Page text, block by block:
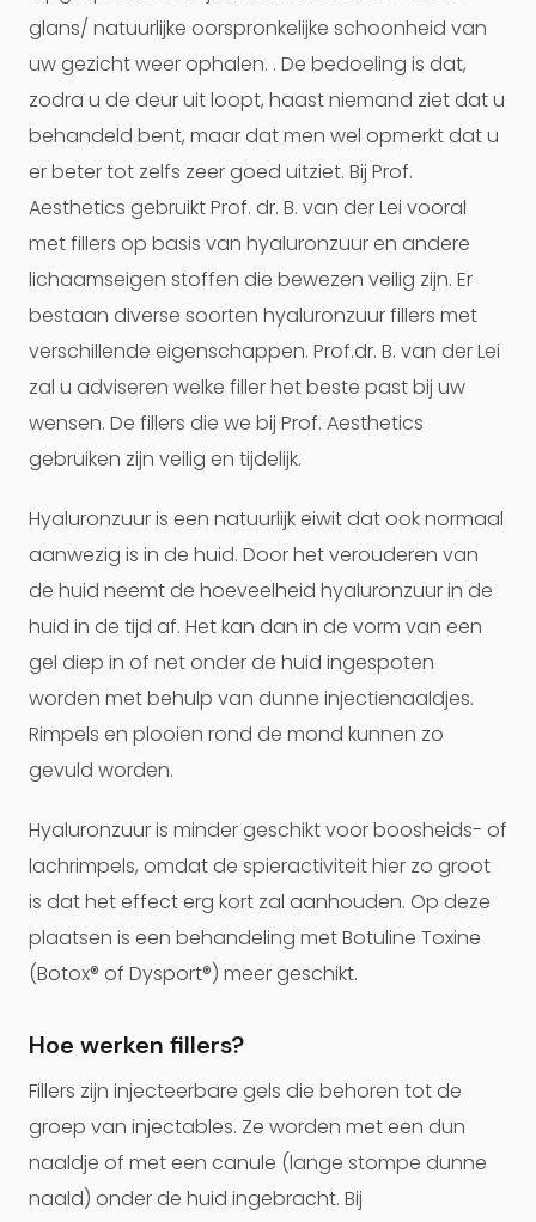
glans/ natuurlijke oorspronkelijke schoonheid van
uw gezicht weer ophalen. . De bedoeling is dat,
zodra u de deur uit loopt, haast niemand ziet dat u
behandeld bent, maar dat men wel opmerkt dat u
er beter tot zelfs zeer goed uitziet. Bij Prof.
Aesthetics gebruikt Prof. dr. B. van der Lei vooral
met fillers op basis van hyaluronzuur en andere
lichaamseigen stoffen die bewezen veilig zijn. Er
bestaan diverse soorten hyaluronzuur fillers met
verschillende eigenschappen. Prof.dr. B. van der Lei
zal u adviseren welke filler het beste past bij uw
wensen. De fillers die we bij Prof. Aesthetics
gebruiken zijn veilig en tijdelijk.
Hyaluronzuur is een natuurlijk eiwit dat ook normaal
aanwezig is in de huid. Door het verouderen van
de huid neemt de hoeveelheid hyaluronzuur in de
huid in de tijd af. Het kan dan in de vorm van een
gel diep in of net onder de huid ingespoten
worden met behulp van dunne injectienaaldjes.
Rimpels en plooien rond de mond kunnen zo
gevuld worden.
Hyaluronzuur is minder geschikt voor boosheids- of
lachrimpels, omdat de spieractiviteit hier zo groot
is dat het effect erg kort zal aanhouden. Op deze
plaatsen is een behandeling met Botuline Toxine
(Botox® of Dysport®) meer geschikt.
Hoe werken fillers?
Fillers zijn injecteerbare gels die behoren tot de
groep van injectables. Ze worden met een dun
naaldje of met een canule (lange stompe dunne
naald) onder de huid ingebracht. Bij